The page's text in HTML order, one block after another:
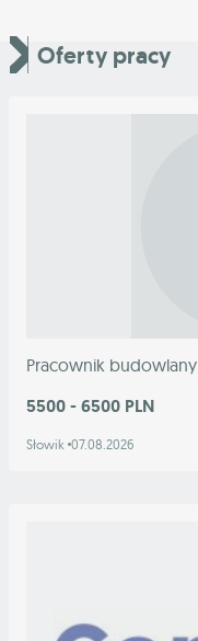
Oferty pracy
Pracownik budowlany
5500 - 6500 PLN
Słowik 07.08.2026